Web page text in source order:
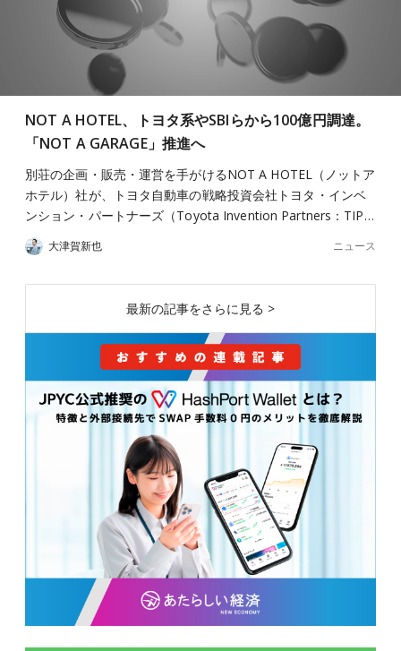
NOT A HOTEL、トヨタ系やSBIらから100億円調達。
「NOT A GARAGE」推進へ
別荘の企画・販売・運営を手がけるNOT A HOTEL（ノットア
ホテル）社が、トヨタ自動車の戦略投資会社トヨタ・インベ
ンション・パートナーズ（Toyota Invention Partners：TIP…
大津賀新也 ニュース
最新の記事をさらに見る >